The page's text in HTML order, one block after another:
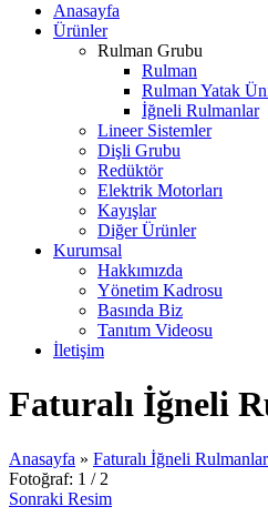
Anasayfa
Ürünler
Rulman Grubu
Rulman
Rulman Yatak
İğneli Rulmanlar
Lineer Sistemler
Dişli Grubu
Redüktör
Elektrik Motorları
Kayışlar
Diğer Ürünler
Kurumsal
Hakkımızda
Yönetim Kadrosu
Basında Biz
Tanıtım Videosu
İletişim
Faturalı İğneli
Anasayfa » Faturalı İğneli Rulmanlar
Fotoğraf: 1 / 2
Sonraki Resim